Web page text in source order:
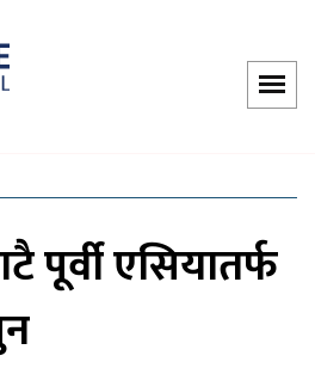
पूर्वी एसियातर्फ